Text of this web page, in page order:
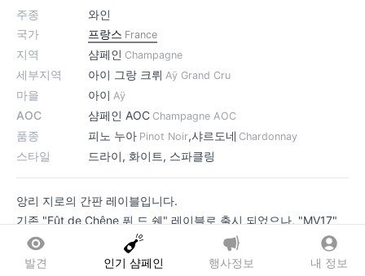
주종
와인
국가
프랑스 France
지역 샴페인 Champagne
세부지역 아이 그랑 크뤼 Aÿ Grand Cru
마을 아이 Aÿ
AOC 샴페인 AOC Champagne AOC
품종 피노 누아 Pinot Noir,샤르도네 Chardonnay
스타일 드라이, 화이트, 스파클링
앙리 지로의 간판 레이블입니다.
기존 "Fût de Chêne 퓌 드 쉔" 레이블로 출시 되었으나, "MV17"
레이블 부터 "MV17" 자체가 단일 레이블 명으로 출시되기 시작했
습니다.
발견 인기 샴페인 행사정보 내 정보